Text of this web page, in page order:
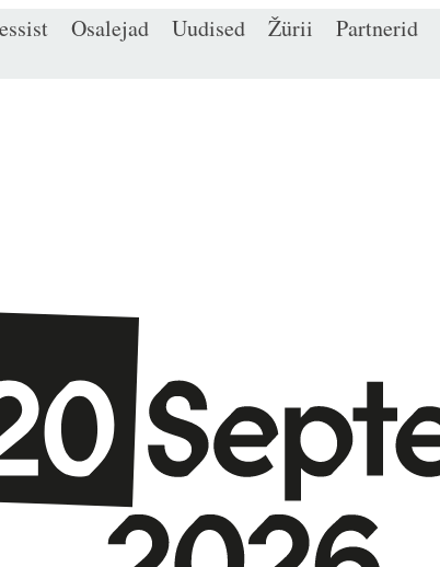
Osalejad Uudised Žürii Partnerid